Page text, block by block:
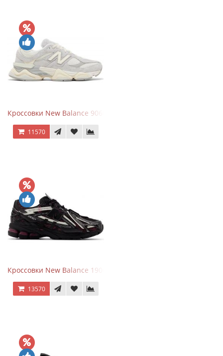
Кроссовки New Balance 9060 Quartz Grey
11570
Кроссовки New Balance 1906A Dragon Berry
13570